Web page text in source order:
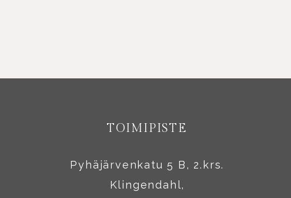
TOIMIPISTE
Pyhäjärvenkatu 5 B, 2.krs.
Klingendahl,